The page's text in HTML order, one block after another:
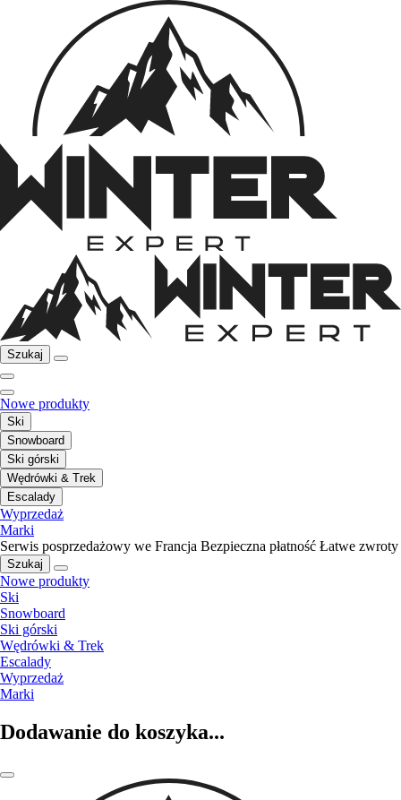
Szukaj
Nowe produkty
Ski
Snowboard
Ski górski
Wędrówki & Trek
Escalady
Wyprzedaż
Marki
Serwis posprzedażowy we Francja Bezpieczna płatność Łatwe zwroty
Szukaj
Nowe produkty
Ski
Snowboard
Ski górski
Wędrówki & Trek
Escalady
Wyprzedaż
Marki
Dodawanie do koszyka...